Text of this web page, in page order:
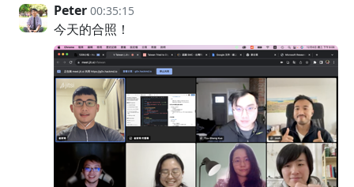
Peter 00:35:15
今天的合照！